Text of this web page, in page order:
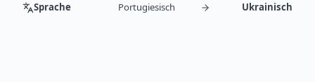
Sprache Portugiesisch Ukrainisch